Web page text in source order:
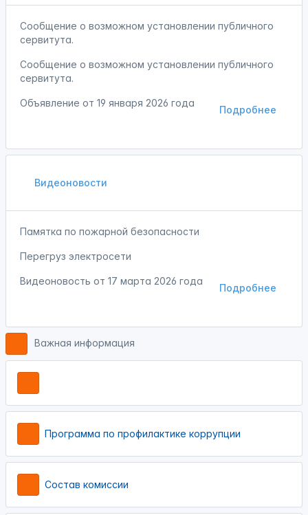
Сообщение о возможном установлении публичного
сервитута.
Сообщение о возможном установлении публичного
сервитута.
Подробнее
Объявление от 19 января 2026 года
Видеоновости
Памятка по пожарной безопасности
Перегруз электросети
Подробнее
Видеоновость от 17 марта 2026 года
Важная информация
Программа по профилактике коррупции
Состав комиссии